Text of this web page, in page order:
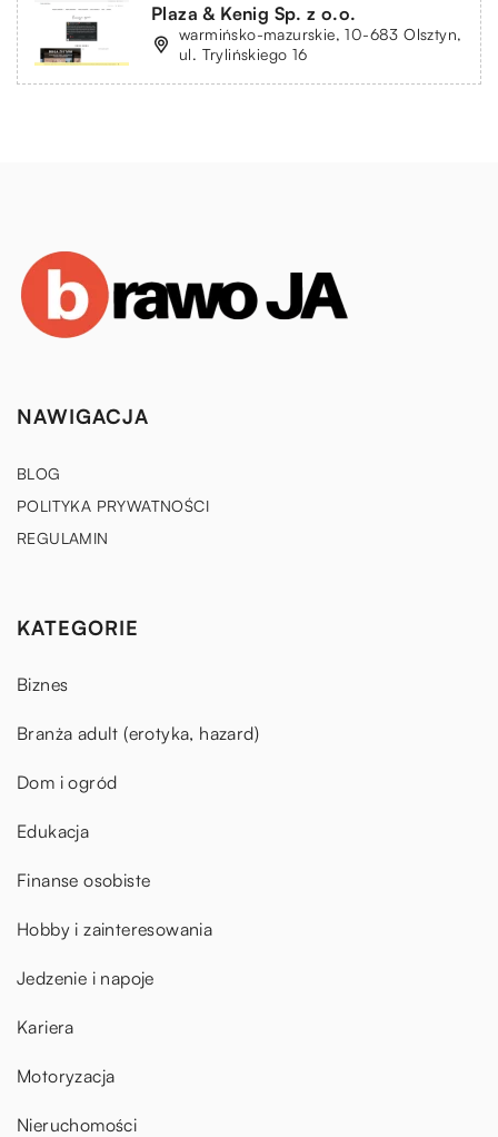
Plaza & Kenig Sp. z o.o.
warmińsko-mazurskie, 10-683 Olsztyn,
ul. Trylińskiego 16
NAWIGACJA
BLOG
POLITYKA PRYWATNOŚCI
REGULAMIN
KATEGORIE
Biznes
Branża adult (erotyka, hazard)
Dom i ogród
Edukacja
Finanse osobiste
Hobby i zainteresowania
Jedzenie i napoje
Kariera
Motoryzacja
Nieruchomości